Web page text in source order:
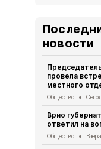
новости
провела
местного
Общество
Врио
ответил на
Общество